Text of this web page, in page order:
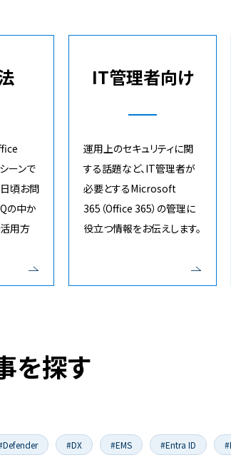
ーンで
頃お問
の中か
活用方
IT管理者向け
運用上のセキュリティに関
する話題など、IT管理者が
必要とするMicrosoft
365（Office 365）の管理に
役立つ情報をお伝えします。
を探す
#DX #EMS #Entra ID